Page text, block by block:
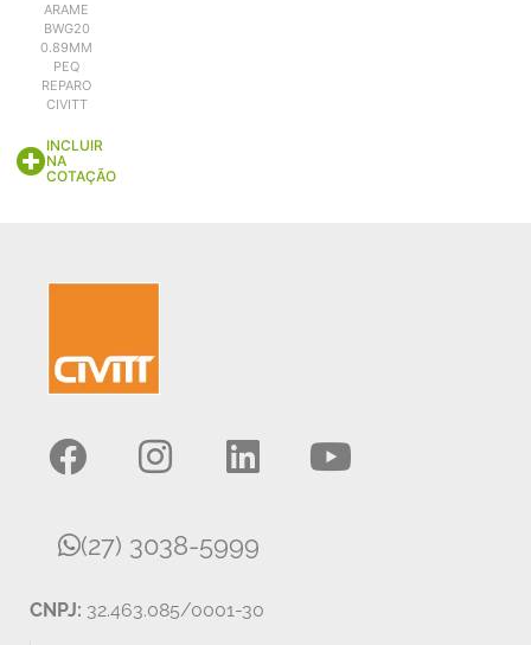
ARAME
BWG20
0.89MM
PEQ
REPARO
CIVITT
INCLUIR
NA
COTAÇÃO
(27) 3038-5999
CNPJ: 32.463.085/0001-30